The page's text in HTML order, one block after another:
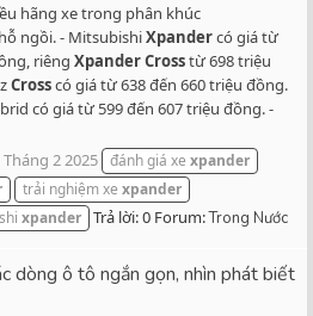
hãng xe trong phân khúc
ngồi. - MitsubishiXpandercó giá từ
riêng XpanderCrosstừ 698 triệu
Crosscó giá từ 638 đến 660 triệu đồng.
có giá từ 599 đến 607 triệu đồng. -
Tháng 2 2025 đánh giá xe xpander
trải nghiệm xe xpander
xpander Trả lời: 0 Forum:Trong Nước
dòng ô tô ngắn gọn, nhìn phát biết